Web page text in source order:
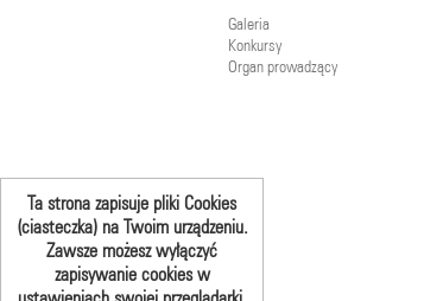
Ta strona zapisuje pliki Cookies
(ciasteczka) na Twoim urządzeniu.
Zawsze możesz wyłączyć
zapisywanie cookies w
Galeria
Konkursy
Organ prowadzący